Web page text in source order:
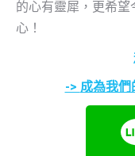
的心有靈犀，更希
心！
-> 成為我們